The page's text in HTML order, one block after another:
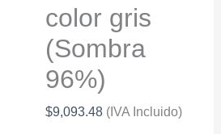
color gris
(Sombra
96%)
$9,093.48 (IVA Incluido)